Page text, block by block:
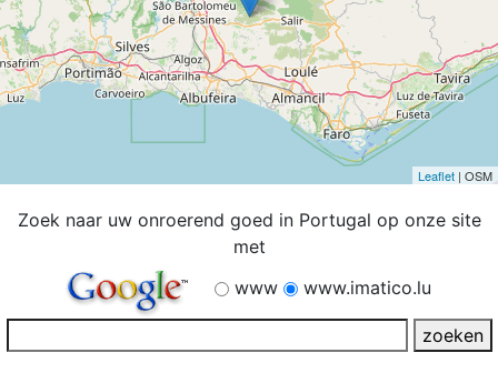
Leaflet | OSM
Zoek naar uw onroerend goed in Portugal op onze site
met
www
www.imatico.lu